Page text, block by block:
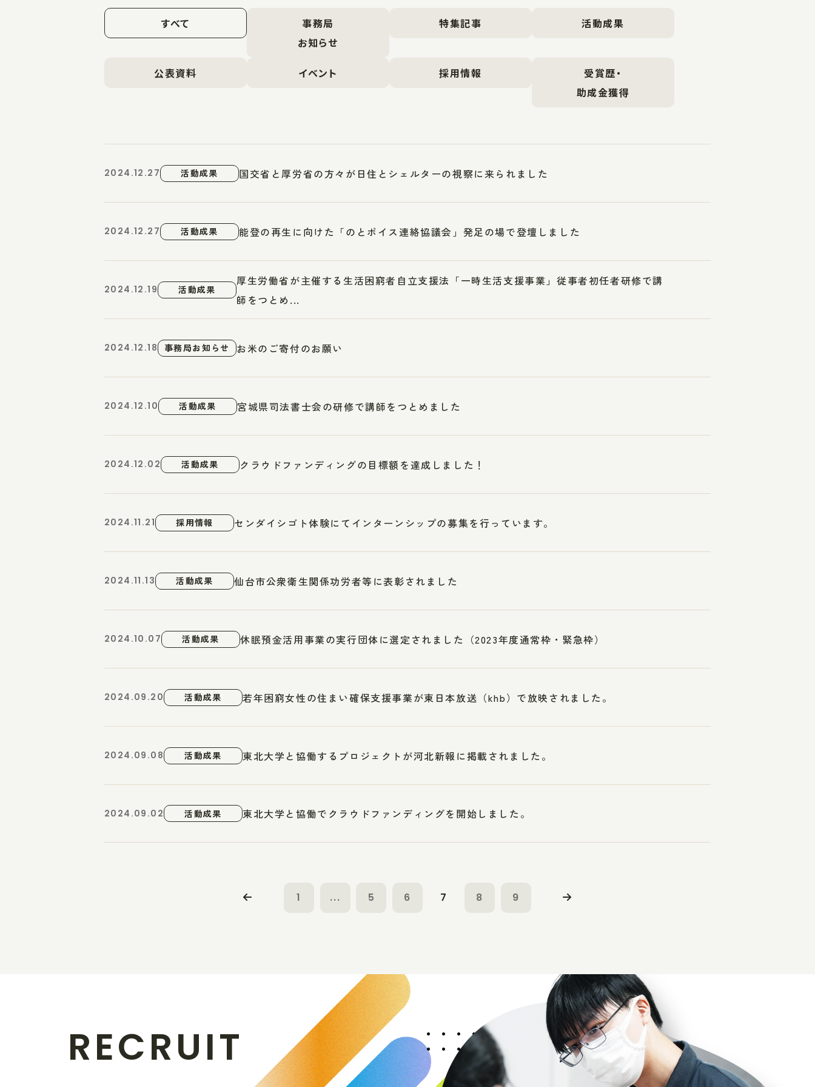
すべて
事務局
お知らせ
特集記事 活動成果
公表資料 イベント 採用情報
受賞歴・
助成金獲得
2024.12.27 活動成果 国交省と厚労省の方々が日住とシェルターの視察に来られました
2024.12.27 活動成果 能登の再生に向けた「のとボイス連絡協議会」発足の場で登壇しました
2024.12.19 活動成果
厚生労働省が主催する生活困窮者自立支援法「一時生活支援事業」従事者初任者研修で講
師をつとめ...
2024.12.18 事務局お知らせ お米のご寄付のお願い
2024.12.10 活動成果 宮城県司法書士会の研修で講師をつとめました
2024.12.02 活動成果 クラウドファンディングの目標額を達成しました！
2024.11.21 採用情報 センダイシゴト体験にてインターンシップの募集を行っています。
2024.11.13 活動成果 仙台市公衆衛生関係功労者等に表彰されました
2024.10.07 活動成果 休眠預金活用事業の実行団体に選定されました（2023年度通常枠・緊急枠）
2024.09.20 活動成果 若年困窮女性の住まい確保支援事業が東日本放送（khb）で放映されました。
2024.09.08 活動成果 東北大学と協働するプロジェクトが河北新報に掲載されました。
2024.09.02 活動成果 東北大学と協働でクラウドファンディングを開始しました。
1 ... 5 6 7 8 9
RECRUIT